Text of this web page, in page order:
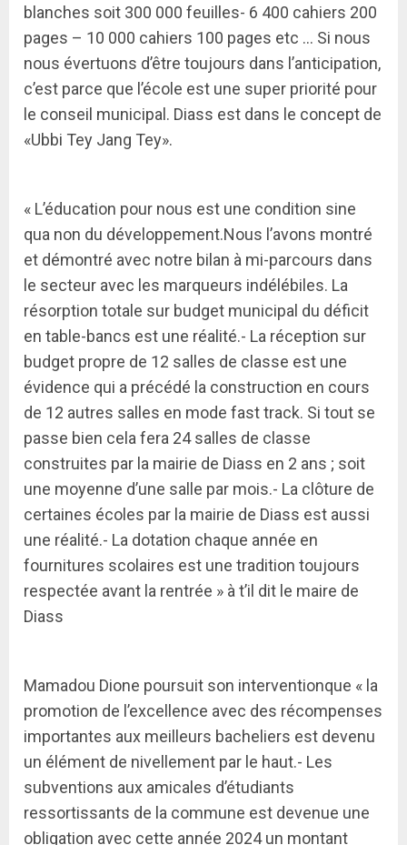
blanches soit 300 000 feuilles- 6 400 cahiers 200
pages – 10 000 cahiers 100 pages etc … Si nous
nous évertuons d’être toujours dans l’anticipation,
c’est parce que l’école est une super priorité pour
le conseil municipal. Diass est dans le concept de
«Ubbi Tey Jang Tey».
« L’éducation pour nous est une condition sine
qua non du développement.Nous l’avons montré
et démontré avec notre bilan à mi-parcours dans
le secteur avec les marqueurs indélébiles. La
résorption totale sur budget municipal du déficit
en table-bancs est une réalité.- La réception sur
budget propre de 12 salles de classe est une
évidence qui a précédé la construction en cours
de 12 autres salles en mode fast track. Si tout se
passe bien cela fera 24 salles de classe
construites par la mairie de Diass en 2 ans ; soit
une moyenne d’une salle par mois.- La clôture de
certaines écoles par la mairie de Diass est aussi
une réalité.- La dotation chaque année en
fournitures scolaires est une tradition toujours
respectée avant la rentrée » à t’il dit le maire de
Diass
Mamadou Dione poursuit son interventionque « la
promotion de l’excellence avec des récompenses
importantes aux meilleurs bacheliers est devenu
un élément de nivellement par le haut.- Les
subventions aux amicales d’étudiants
ressortissants de la commune est devenue une
obligation avec cette année 2024 un montant